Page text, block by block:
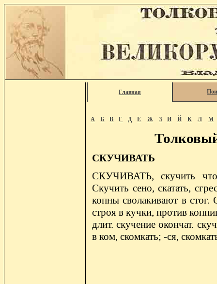
Главная
А Б В Г Д Е Ж З И Й К Л М
СКУЧИВАТЬ
СКУЧИВАТЬ, скучить
Скучить сено, скатать,
копны сволакивают в стог.
строя в кучки, против
длит. скучение окончат.
в ком, скомкать; -ся,